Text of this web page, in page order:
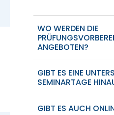
WO WERDEN DIE
ANGEBOTEN?
GIBT ES EINE
SEMINARTAGE
GIBT ES AUCH